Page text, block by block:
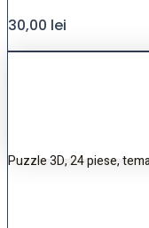
30,00 lei
Puzzle 3D, 24 piese,